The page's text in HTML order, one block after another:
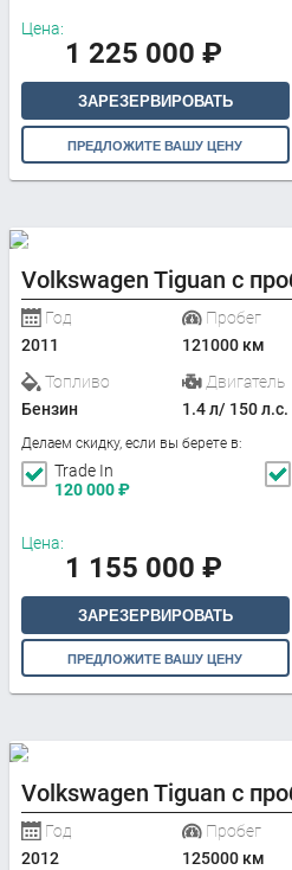
Цена:
1 225 000 ₽
ЗАРЕЗЕРВИРОВАТЬ
ПРЕДЛОЖИТЕ ВАШУ ЦЕНУ
Volkswagen Tiguan с
Год
2011
Пробег
121000 км
Топливо
Бензин
Двигатель
1.4 л/ 150 л.с.
Делаем скидку, если вы берете в:
Trade In
120 000₽
Цена:
1 155 000 ₽
ЗАРЕЗЕРВИРОВАТЬ
ПРЕДЛОЖИТЕ ВАШУ ЦЕНУ
Volkswagen Tiguan с
Год
2012
Пробег
125000 км